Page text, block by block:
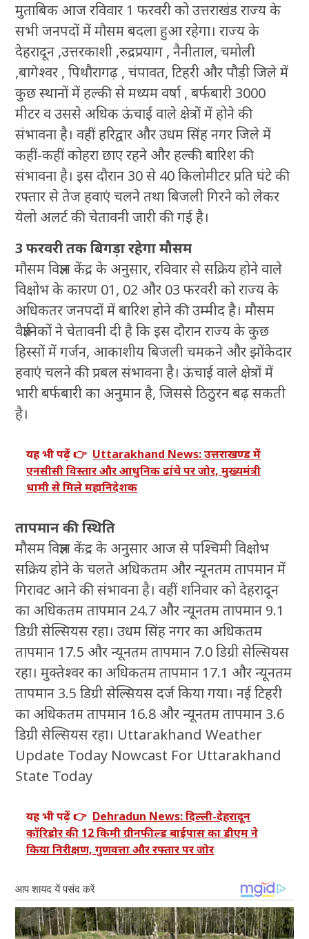
मुताबिक आज रविवार 1 फरवरी को उत्तराखंड राज्य के
सभी जनपदों में मौसम बदला हुआ रहेगा। राज्य के
देहरादून ,उत्तरकाशी ,रुद्रप्रयाग , नैनीताल, चमोली
,बागेश्वर , पिथौरागढ़ , चंपावत, टिहरी और पौड़ी जिले में
कुछ स्थानों में हल्की से मध्यम वर्षा , बर्फबारी 3000
मीटर व उससे अधिक ऊंचाई वाले क्षेत्रों में होने की
संभावना है। वहीं हरिद्वार और उधम सिंह नगर जिले में
कहीं-कहीं कोहरा छाए रहने और हल्की बारिश की
संभावना है। इस दौरान 30 से 40 किलोमीटर प्रति घंटे की
रफ्तार से तेज हवाएं चलने तथा बिजली गिरने को लेकर
येलो अलर्ट की चेतावनी जारी की गई है।
3 फरवरी तक बिगड़ा रहेगा मौसम
मौसम विज्ञान केंद्र के अनुसार, रविवार से सक्रिय होने वाले
विक्षोभ के कारण 01, 02 और 03 फरवरी को राज्य के
अधिकतर जनपदों में बारिश होने की उम्मीद है। मौसम
वैज्ञानिकों ने चेतावनी दी है कि इस दौरान राज्य के कुछ
हिस्सों में गर्जन, आकाशीय बिजली चमकने और झोंकेदार
हवाएं चलने की प्रबल संभावना है। ऊंचाई वाले क्षेत्रों में
भारी बर्फबारी का अनुमान है, जिससे ठिठुरन बढ़ सकती
है।
यह भी पढ़ें 👉 Uttarakhand News: उत्तराखण्ड में
एनसीसी विस्तार और आधुनिक ढांचे पर जोर, मुख्यमंत्री
धामी से मिले महानिदेशक
तापमान की स्थिति
मौसम विज्ञान केंद्र के अनुसार आज से पश्चिमी विक्षोभ
सक्रिय होने के चलते अधिकतम और न्यूनतम तापमान में
गिरावट आने की संभावना है। वहीं शनिवार को देहरादून
का अधिकतम तापमान 24.7 और न्यूनतम तापमान 9.1
डिग्री सेल्सियस रहा। उधम सिंह नगर का अधिकतम
तापमान 17.5 और न्यूनतम तापमान 7.0 डिग्री सेल्सियस
रहा। मुक्तेश्वर का अधिकतम तापमान 17.1 और न्यूनतम
तापमान 3.5 डिग्री सेल्सियस दर्ज किया गया। नई टिहरी
का अधिकतम तापमान 16.8 और न्यूनतम तापमान 3.6
डिग्री सेल्सियस रहा। Uttarakhand Weather
Update Today Nowcast For Uttarakhand
State Today
यह भी पढ़ें 👉 Dehradun News: दिल्ली-देहरादून
कॉरिडोर की 12 किमी ग्रीनफील्ड बाईपास का डीएम ने
किया निरीक्षण, गुणवत्ता और रफ्तार पर जोर